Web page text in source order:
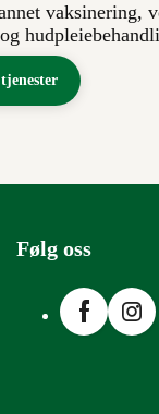
vaksinering,
Følg oss
Facebook